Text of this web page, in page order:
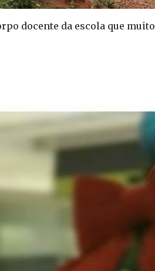
docente da escola que muito